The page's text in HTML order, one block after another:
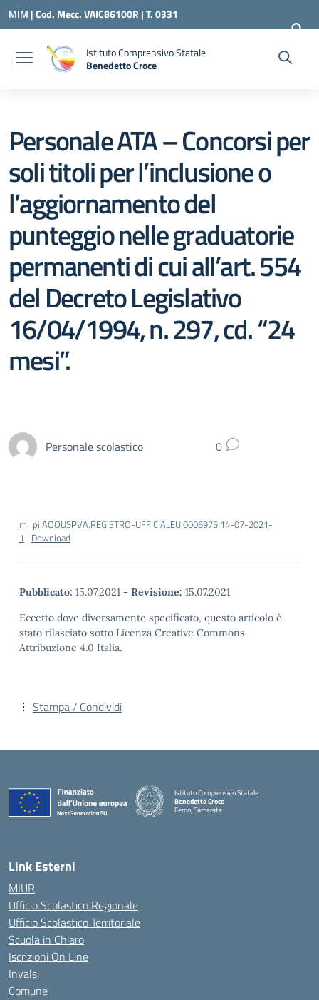
Vai ai contenuti
Vai al menu di navigazione
Vai al footer
MIM |Cod. Mecc. VAIC86100R | T. 0331
240260 | VAIC86100R@ISTRUZIONE.IT
Istituto Comprensivo Statale
Benedetto Croce
Personale ATA – Concorsi per
soli titoli per l’inclusione o
l’aggiornamento del
punteggio nelle graduatorie
permanenti di cui all’art. 554
del Decreto Legislativo
16/04/1994, n. 297, cd. “24
mesi”.
Personale scolastico 0
m_pi.AOOUSPVA.REGISTRO-UFFICIALEU.0006975.14-07-2021-
1
Download
Pubblicato: 15.07.2021 - Revisione: 15.07.2021
Eccetto dove diversamente specificato, questo articolo è
stato rilasciato sotto Licenza Creative Commons
Attribuzione 4.0 Italia.
Stampa / Condividi
Istituto Comprensivo Statale
Benedetto Croce
Ferno, Samarate
Link Esterni
MIUR
Ufficio Scolastico Regionale
Ufficio Scolastico Territoriale
Scuola in Chiaro
Iscrizioni On Line
Invalsi
Comune